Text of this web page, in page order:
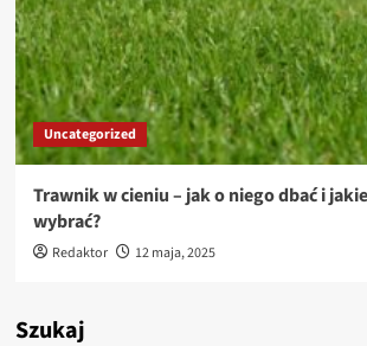
Uncategorized
Trawnik w cieniu – jak o niego dbać i
wybrać?
Redaktor 12 maja, 2025
Szukaj